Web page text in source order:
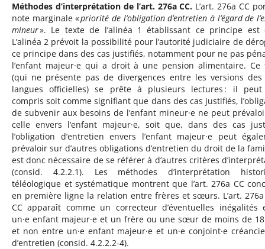
Méthodes d’interprétation de l’art. 276a CC. L’art. 276a CC
note marginale «priorité de l’obligation d’entretien à l’égard de
mineur». Le texte de l’alinéa 1 établissant ce principe est
L’alinéa 2 prévoit la possibilité pour l’autorité judiciaire de
ce principe dans des cas justifiés, notamment pour ne pas
l’enfant majeur·e qui a droit à une pension alimentaire. Ce
(qui ne présente pas de divergences entre les versions
langues officielles) se prête à plusieurs lectures : il
compris soit comme signifiant que dans des cas justifiés,
de subvenir aux besoins de l’enfant mineur·e ne peut
celle envers l’enfant majeur·e, soit que, dans des cas
l’obligation d’entretien envers l’enfant majeur·e peut
prévaloir sur d’autres obligations d’entretien du droit de la
est donc nécessaire de se référer à d’autres critères
(consid. 4.2.2.1). Les méthodes d’interprétation
téléologique et systématique montrent que l’art. 276a CC
en première ligne la relation entre frères et sœurs. L’art.
CC apparaît comme un correcteur d’éventuelles inégalités
un·e enfant majeur·e et un frère ou une sœur de moins de
et non entre un·e enfant majeur·e et un·e conjoint·e
d’entretien (consid. 4.2.2.2-4).